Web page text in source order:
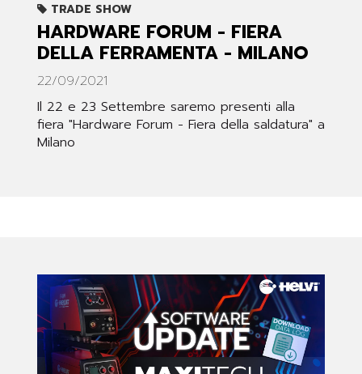
TRADE SHOW
HARDWARE FORUM - FIERA
DELLA FERRAMENTA - MILANO
22/09/2021
Il 22 e 23 Settembre saremo presenti alla
fiera "Hardware Forum - Fiera della saldatura" a
Milano